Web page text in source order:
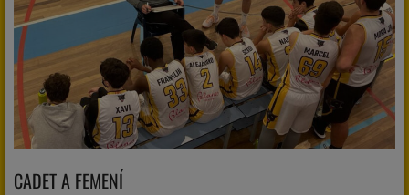
CADET A FEMENÍ